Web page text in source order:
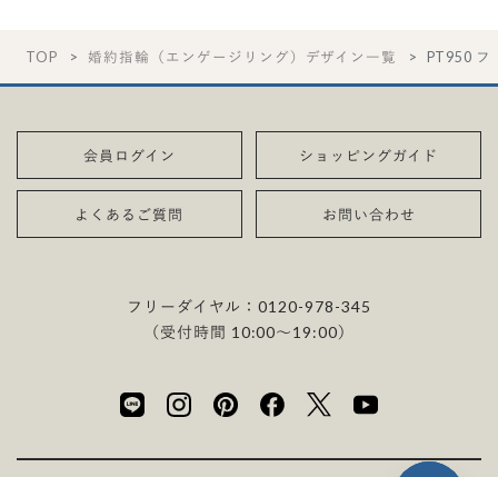
TOP 婚約指輪（エンゲージリング）デザイン一覧 PT950 フ
会員ログイン ショッピングガイド
よくあるご質問 お問い合わせ
フリーダイヤル：0120-978-345
（受付時間 10:00〜19:00）